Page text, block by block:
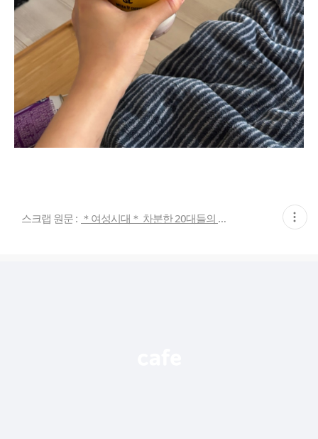
스크랩 원문 : ＊여성시대＊ 차분한 20대들의 알흠다운 공간 현
재